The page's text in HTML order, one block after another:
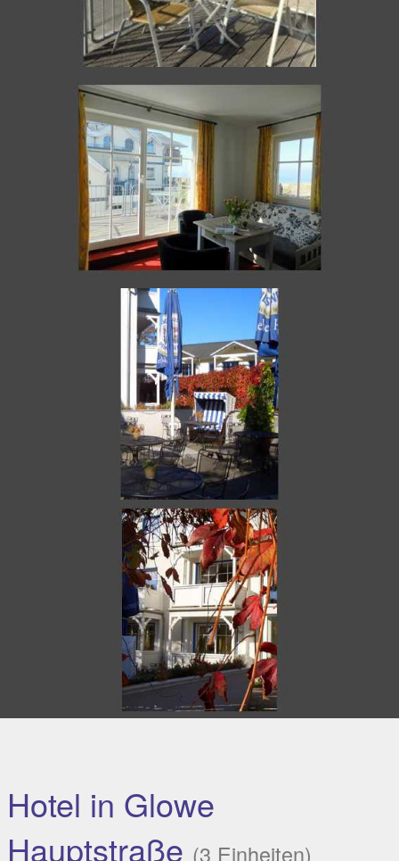
Hotel in Glowe
Hauptstraße (3 Einheiten)